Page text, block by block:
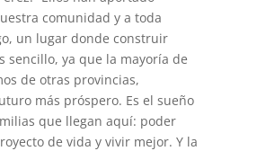
comunidad y a toda
un lugar donde construir
sencillo, ya que la mayoría de
de otras provincias,
más próspero. Es el sueño
que llegan aquí: poder
de vida y vivir mejor. Y la